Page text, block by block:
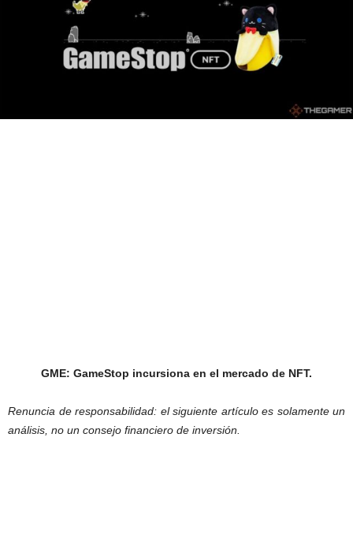
GME: GameStop incursiona en el mercado de NFT.
Renuncia de responsabilidad: el siguiente artículo es solamente un
análisis, no un consejo financiero de inversión.